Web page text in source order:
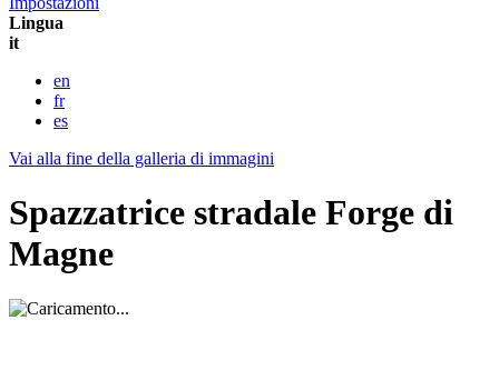
Lingua
it
en
fr
es
Vai alla fine della galleria di immagini
Spazzatrice stradale Forge di
Magne